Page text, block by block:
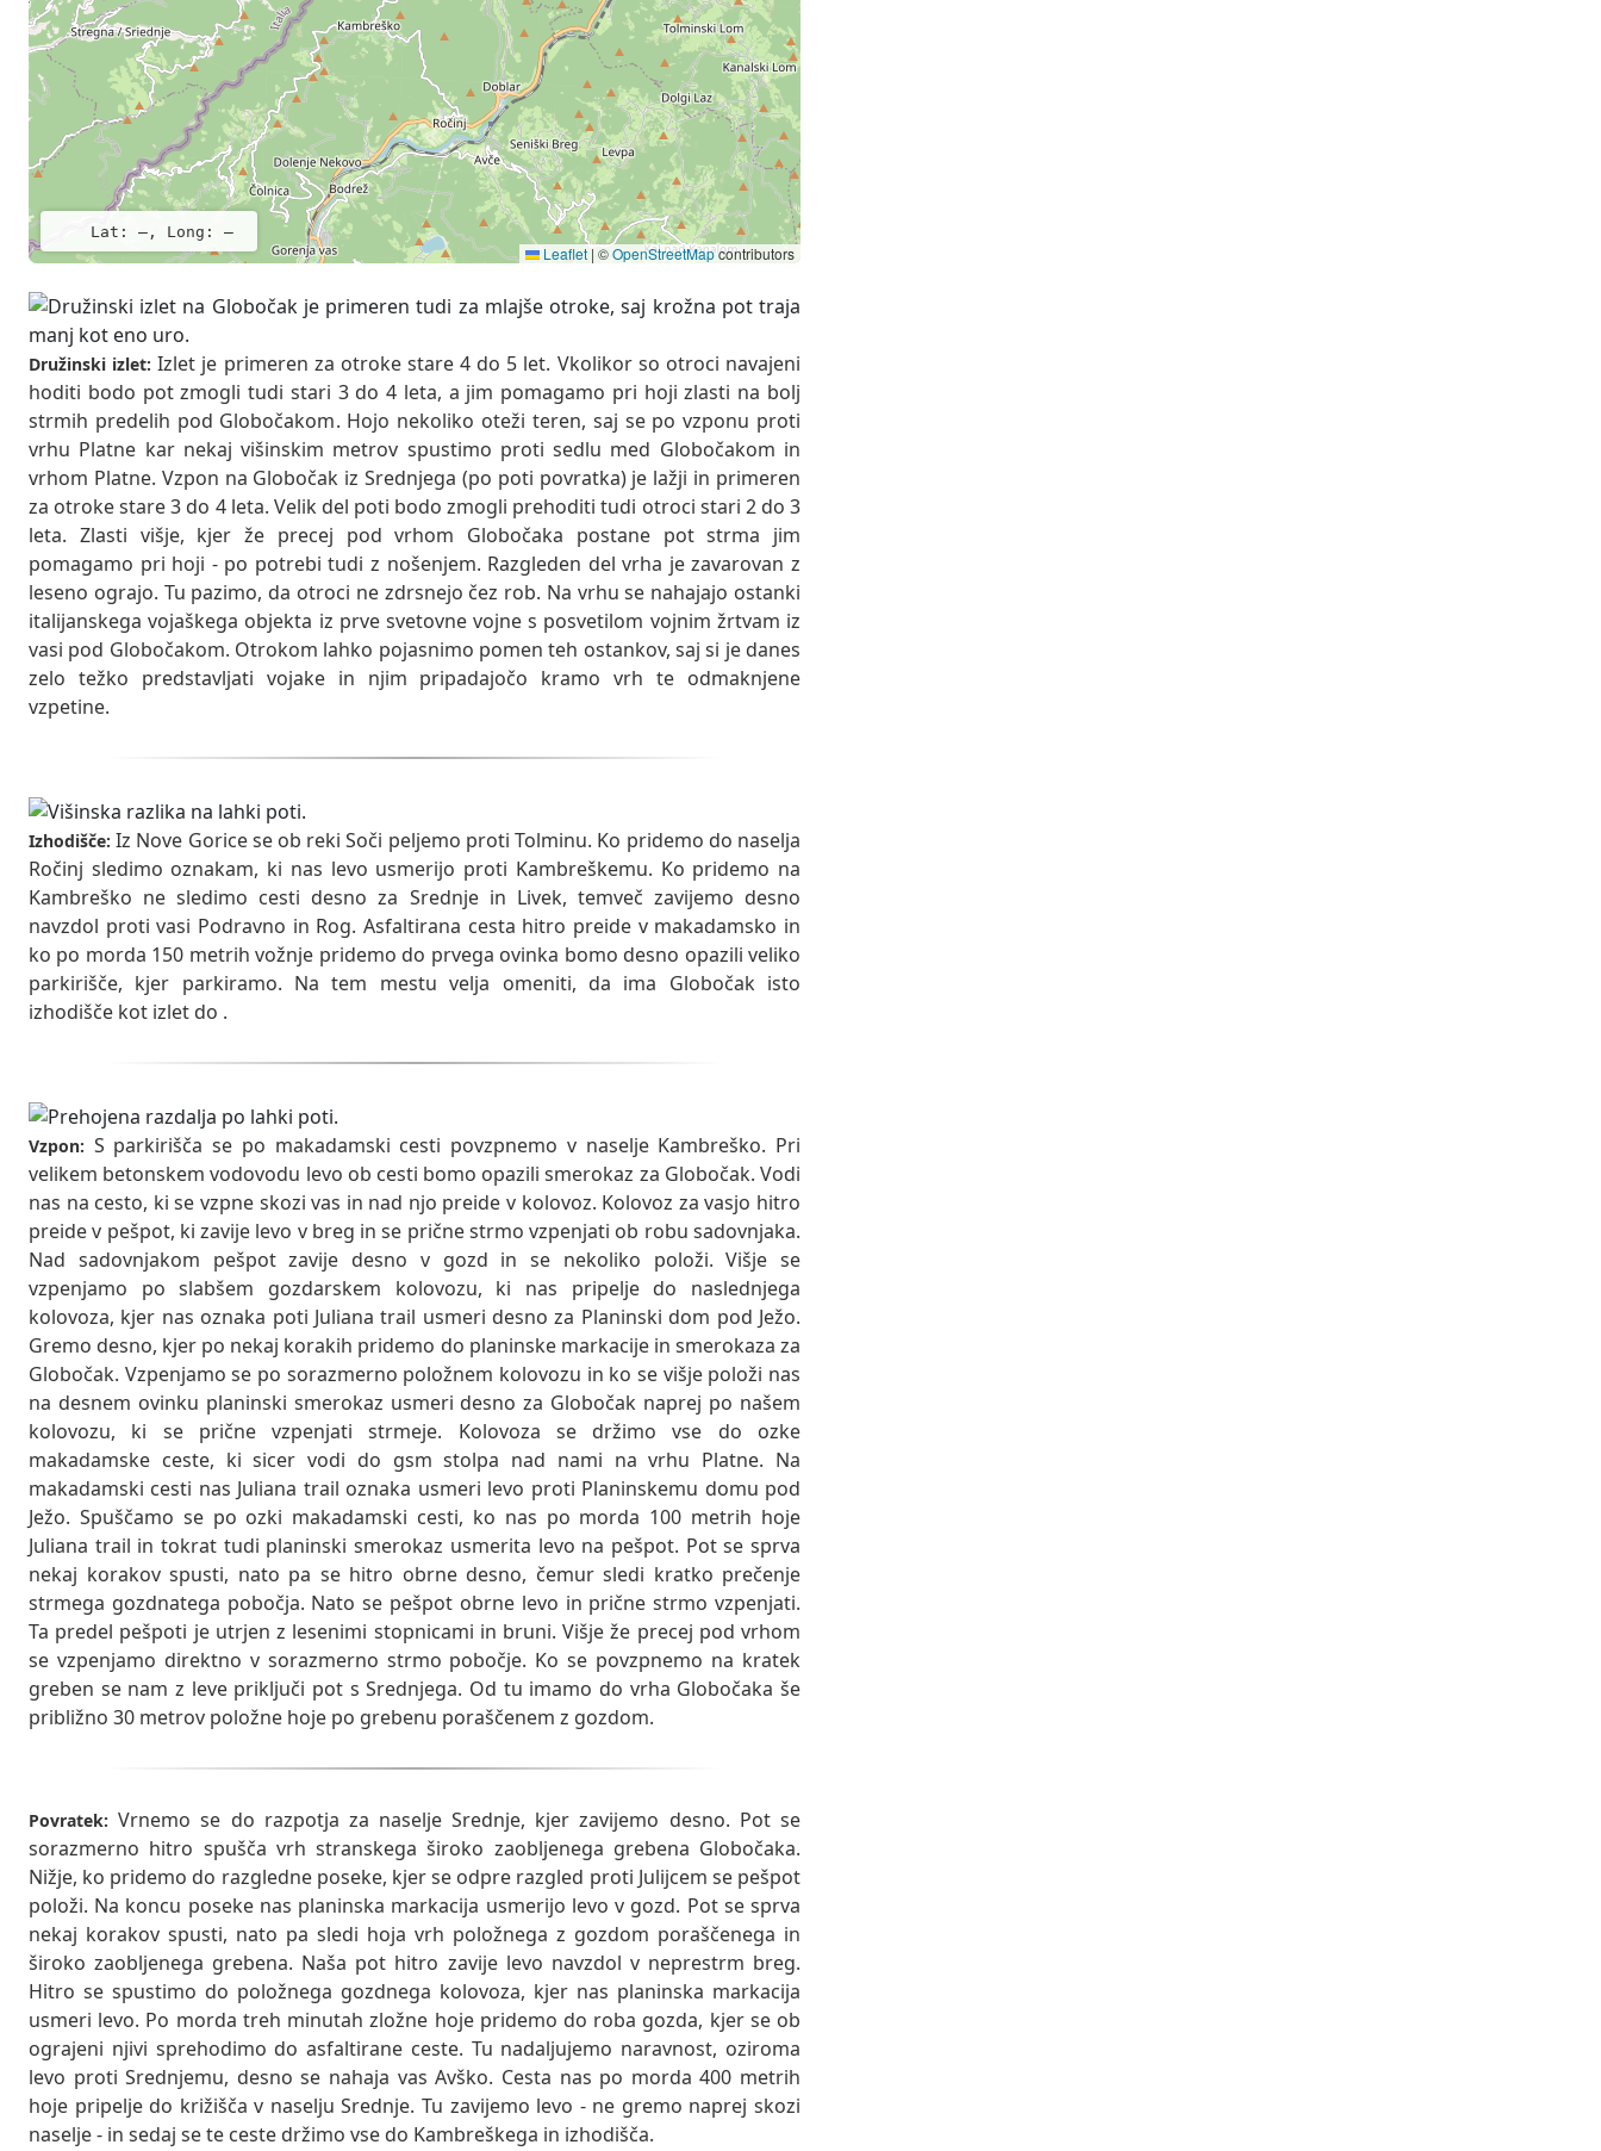
Lat: –, Long: –
Leaflet | ©OpenStreetMapcontributors
Družinski izlet: Izlet je primeren za otroke stare 4 do 5 let. Vkolikor so otroci navajeni
hoditi bodo pot zmogli tudi stari 3 do 4 leta, a jim pomagamo pri hoji zlasti na bolj
strmih predelih pod Globočakom. Hojo nekoliko oteži teren, saj se po vzponu proti
vrhu Platne kar nekaj višinskim metrov spustimo proti sedlu med Globočakom in
vrhom Platne. Vzpon na Globočak iz Srednjega (po poti povratka) je lažji in primeren
za otroke stare 3 do 4 leta. Velik del poti bodo zmogli prehoditi tudi otroci stari 2 do 3
leta. Zlasti višje, kjer že precej pod vrhom Globočaka postane pot strma jim
pomagamo pri hoji - po potrebi tudi z nošenjem. Razgleden del vrha je zavarovan z
leseno ograjo. Tu pazimo, da otroci ne zdrsnejo čez rob. Na vrhu se nahajajo ostanki
italijanskega vojaškega objekta iz prve svetovne vojne s posvetilom vojnim žrtvam iz
vasi pod Globočakom. Otrokom lahko pojasnimo pomen teh ostankov, saj si je danes
zelo težko predstavljati vojake in njim pripadajočo kramo vrh te odmaknjene
vzpetine.
Izhodišče: Iz Nove Gorice se ob reki Soči peljemo proti Tolminu. Ko pridemo do naselja
Ročinj sledimo oznakam, ki nas levo usmerijo proti Kambreškemu. Ko pridemo na
Kambreško ne sledimo cesti desno za Srednje in Livek, temveč zavijemo desno
navzdol proti vasi Podravno in Rog. Asfaltirana cesta hitro preide v makadamsko in
ko po morda 150 metrih vožnje pridemo do prvega ovinka bomo desno opazili veliko
parkirišče, kjer parkiramo. Na tem mestu velja omeniti, da ima Globočak isto
izhodišče kot izlet do .
Vzpon: S parkirišča se po makadamski cesti povzpnemo v naselje Kambreško. Pri
velikem betonskem vodovodu levo ob cesti bomo opazili smerokaz za Globočak. Vodi
nas na cesto, ki se vzpne skozi vas in nad njo preide v kolovoz. Kolovoz za vasjo hitro
preide v pešpot, ki zavije levo v breg in se prične strmo vzpenjati ob robu sadovnjaka.
Nad sadovnjakom pešpot zavije desno v gozd in se nekoliko položi. Višje se
vzpenjamo po slabšem gozdarskem kolovozu, ki nas pripelje do naslednjega
kolovoza, kjer nas oznaka poti Juliana trail usmeri desno za Planinski dom pod Ježo.
Gremo desno, kjer po nekaj korakih pridemo do planinske markacije in smerokaza za
Globočak. Vzpenjamo se po sorazmerno položnem kolovozu in ko se višje položi nas
na desnem ovinku planinski smerokaz usmeri desno za Globočak naprej po našem
kolovozu, ki se prične vzpenjati strmeje. Kolovoza se držimo vse do ozke
makadamske ceste, ki sicer vodi do gsm stolpa nad nami na vrhu Platne. Na
makadamski cesti nas Juliana trail oznaka usmeri levo proti Planinskemu domu pod
Ježo. Spuščamo se po ozki makadamski cesti, ko nas po morda 100 metrih hoje
Juliana trail in tokrat tudi planinski smerokaz usmerita levo na pešpot. Pot se sprva
nekaj korakov spusti, nato pa se hitro obrne desno, čemur sledi kratko prečenje
strmega gozdnatega pobočja. Nato se pešpot obrne levo in prične strmo vzpenjati.
Ta predel pešpoti je utrjen z lesenimi stopnicami in bruni. Višje že precej pod vrhom
se vzpenjamo direktno v sorazmerno strmo pobočje. Ko se povzpnemo na kratek
greben se nam z leve priključi pot s Srednjega. Od tu imamo do vrha Globočaka še
približno 30 metrov položne hoje po grebenu poraščenem z gozdom.
Povratek: Vrnemo se do razpotja za naselje Srednje, kjer zavijemo desno. Pot se
sorazmerno hitro spušča vrh stranskega široko zaobljenega grebena Globočaka.
Nižje, ko pridemo do razgledne poseke, kjer se odpre razgled proti Julijcem se pešpot
položi. Na koncu poseke nas planinska markacija usmerijo levo v gozd. Pot se sprva
nekaj korakov spusti, nato pa sledi hoja vrh položnega z gozdom poraščenega in
široko zaobljenega grebena. Naša pot hitro zavije levo navzdol v neprestrm breg.
Hitro se spustimo do položnega gozdnega kolovoza, kjer nas planinska markacija
usmeri levo. Po morda treh minutah zložne hoje pridemo do roba gozda, kjer se ob
ograjeni njivi sprehodimo do asfaltirane ceste. Tu nadaljujemo naravnost, oziroma
levo proti Srednjemu, desno se nahaja vas Avško. Cesta nas po morda 400 metrih
hoje pripelje do križišča v naselju Srednje. Tu zavijemo levo - ne gremo naprej skozi
naselje - in sedaj se te ceste držimo vse do Kambreškega in izhodišča.